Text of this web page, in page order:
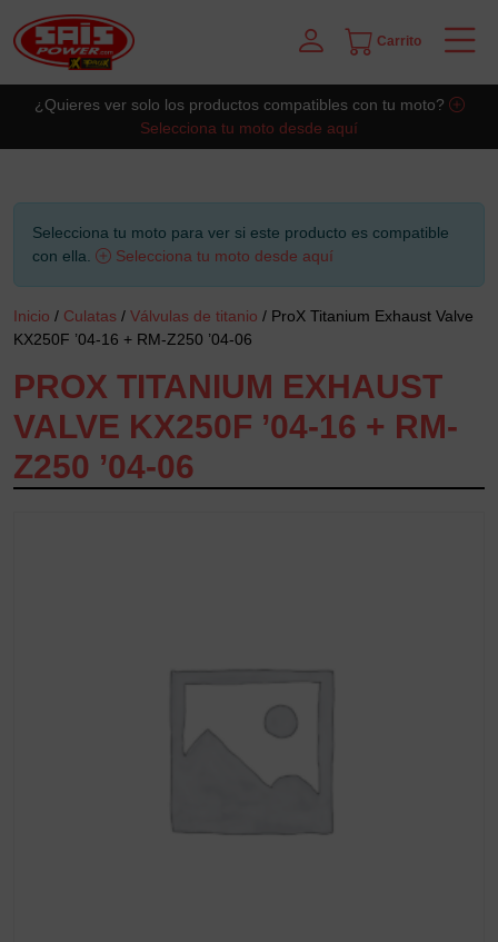
Carrito
¿Quieres ver solo los productos compatibles con tu moto?
Selecciona tu moto desde aquí
Selecciona tu moto para ver si este producto es compatible
con ella.
Selecciona tu moto desde aquí
Inicio / Culatas / Válvulas de titanio / ProX Titanium Exhaust Valve
KX250F ’04-16 + RM-Z250 ’04-06
PROX TITANIUM EXHAUST
VALVE KX250F ’04-16 + RM-
Z250 ’04-06